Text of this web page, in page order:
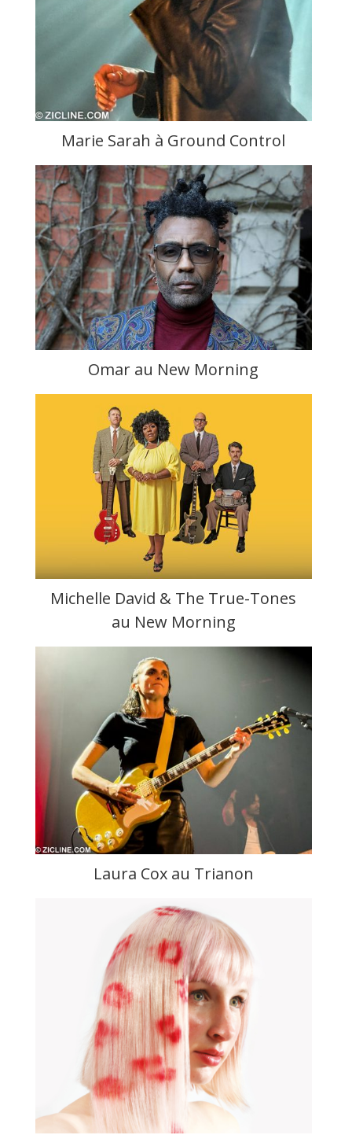
Marie Sarah à Ground Control
Omar au New Morning
Michelle David & The True-Tones
au New Morning
Laura Cox au Trianon